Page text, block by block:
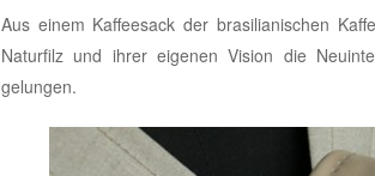
Aus einem Kaffeesack der brasilianischen
Naturfilz und ihrer eigenen Vision die
gelungen.